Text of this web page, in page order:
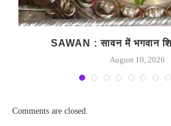
SAWAN : सावन में भगवान
August 10, 2026
Comments are closed.